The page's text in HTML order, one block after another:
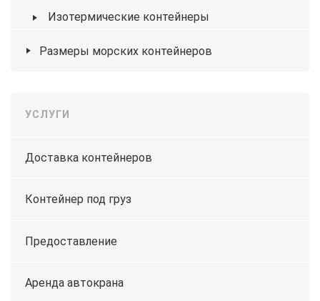
Изотермические контейнеры
Размеры морских контейнеров
УСЛУГИ
Доставка контейнеров
Контейнер под груз
Предоставление
Аренда автокрана